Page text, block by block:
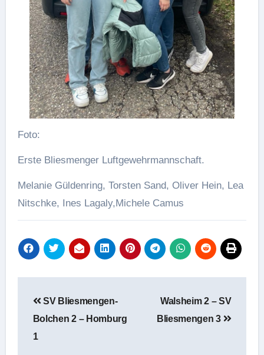
Foto:
Erste Bliesmenger Luftgewehrmannschaft.
Melanie Güldenring, Torsten Sand, Oliver Hein, Lea
Nitschke, Ines Lagaly,Michele Camus
SV Bliesmengen-
Bolchen 2 – Homburg
1
Walsheim 2 – SV
Bliesmengen 3